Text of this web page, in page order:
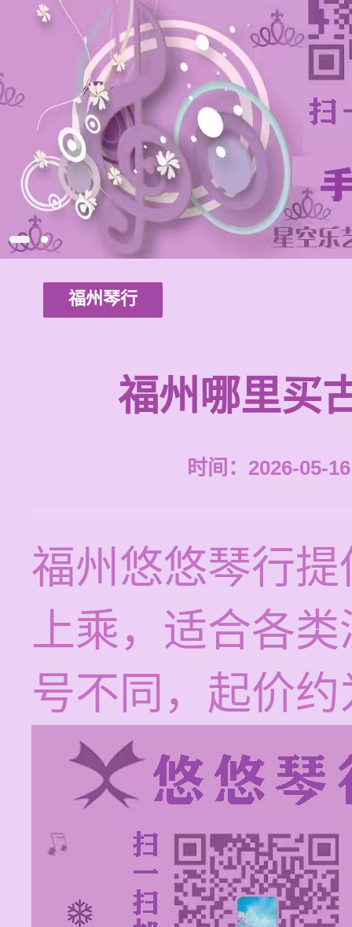
福州琴行
福州哪里买
时间：2026-05-
福州悠悠琴行
上乘，适合各
号不同，起价